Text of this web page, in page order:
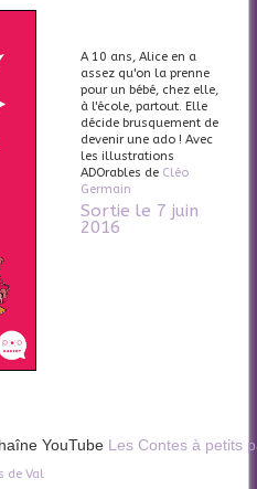
A 10 ans, Alice en a
assez qu'on la prenne
pour un bébé, chez elle,
à l'école, partout. Elle
décide brusquement de
devenir une ado ! Avec
les illustrations
ADOrables de Cléo
Germain
Sortie le 7 juin
2016
YouTube Les Contes à petits
de Val